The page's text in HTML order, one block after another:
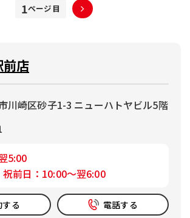
1
店
川崎区砂子1-3 ニューハトヤビル5階
5:00
前日：10:00～翌6:00
する 電話する